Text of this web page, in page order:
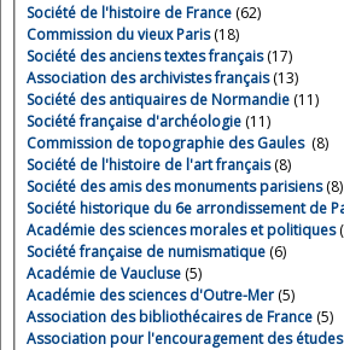
Société de l'histoire de France (62)
Commission du vieux Paris(18)
Société des anciens textes français(17)
Association des archivistes français(13)
Société des antiquaires de Normandie (11)
Société française d'archéologie (11)
Commission de topographie des Gaules (8)
Société de l'histoire de l'art français(8)
Société des amis des monuments parisiens(8)
Société historique du 6e arrondissement de
Académie des sciences morales et politiques
Société française de numismatique (6)
Académie de Vaucluse (5)
Académie des sciences d'Outre-Mer (5)
Association des bibliothécaires de France (5)
Association pour l'encouragement des